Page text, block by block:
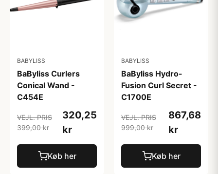
BABYLISS
BaByliss Curlers
Conical Wand -
C454E
VEJL. PRIS
399,00 kr
320,25
kr
Køb her
BABYLISS
BaByliss Hydro-
Fusion Curl Secret -
C1700E
VEJL. PRIS
999,00 kr
867,68
kr
Køb her